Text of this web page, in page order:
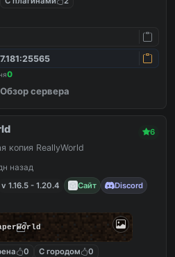
0
Обзор сервера
6
копия ReallyWorld
назад
v 1.16.5 - 1.20.4 Сайт Discord
0 С городом
0